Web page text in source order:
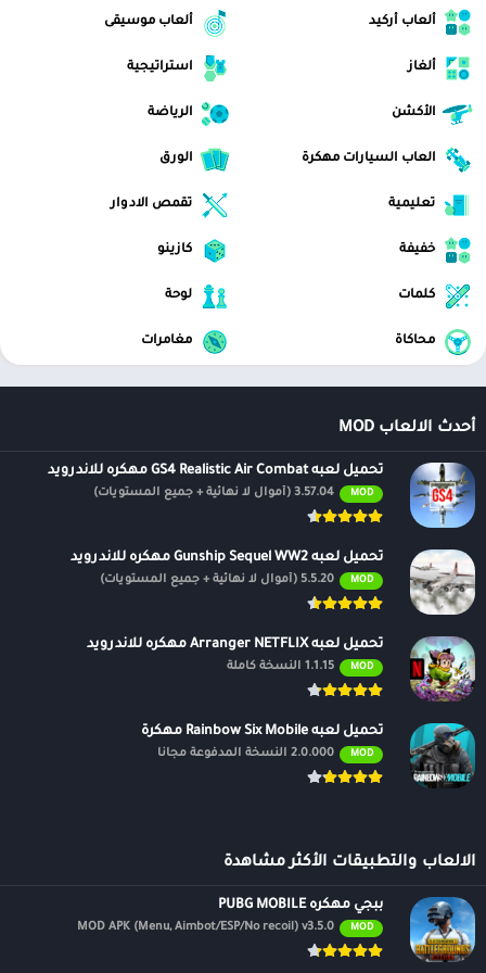
ألعاب أركيد ألعاب موسيقى
ألغاز استراتيجية
الأكشن الرياضة
العاب السيارات مهكرة الورق
تعليمية تقمص الادوار
خفيفة كازينو
كلمات لوحة
محاكاة مغامرات
أحدث الالعاب MOD
تحميل لعبه GS4 Realistic Air Combat مهكره للاندرويد
MOD 3.57.04 (أموال لا نهائية + جميع المستويات)
تحميل لعبه Gunship Sequel WW2 مهكره للاندرويد
MOD 5.5.20 (أموال لا نهائية + جميع المستويات)
تحميل لعبه Arranger NETFLIX مهكره للاندرويد
MOD 1.1.15 النسخة كاملة
تحميل لعبه Rainbow Six Mobile مهكرة
MOD 2.0.000 النسخة المدفوعة مجانًا
الالعاب والتطبيقات الأكثر مشاهدة
ببجي مهكره PUBG MOBILE
MOD
MOD APK (Menu, Aimbot/ESP/No recoil) v3.5.0